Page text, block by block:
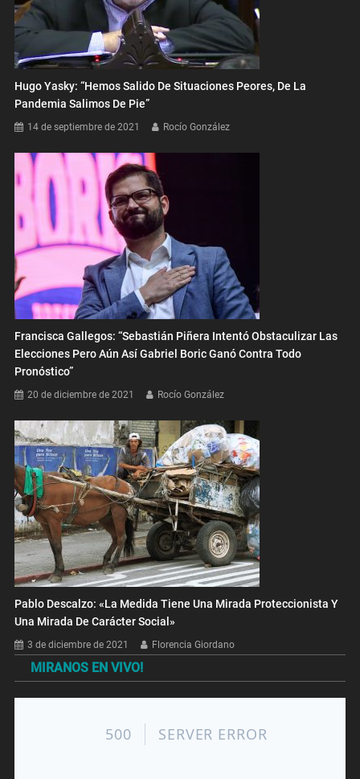
Hugo Yasky: “Hemos Salido De Situaciones Peores, De La
Pandemia Salimos De Pie”
14 de septiembre de 2021 Rocío González
Francisca Gallegos: “Sebastián Piñera Intentó Obstaculizar Las
Elecciones Pero Aún Así Gabriel Boric Ganó Contra Todo
Pronóstico”
20 de diciembre de 2021 Rocío González
Pablo Descalzo: «La Medida Tiene Una Mirada Proteccionista Y
Una Mirada De Carácter Social»
3 de diciembre de 2021 Florencia Giordano
MIRANOS EN VIVO!